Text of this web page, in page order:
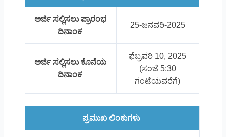
ಅರ್ಜಿ ಸಲ್ಲಿಸಲು ಪ್ರಾರಂಭ
ದಿನಾಂಕ
25-ಜನವರಿ-2025
ಅರ್ಜಿ ಸಲ್ಲಿಸಲು ಕೊನೆಯ
ದಿನಾಂಕ
ಫೆಬ್ರವರಿ 10, 2025
(ಸಂಜೆ 5:30
ಗಂಟೆಯವರೆಗೆ)
ಪ್ರಮುಖ ಲಿಂಕುಗಳು